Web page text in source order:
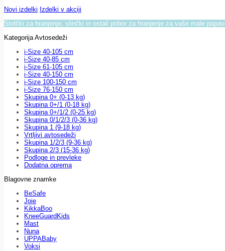
Novi izdelki Izdelki v akciji
Stolčki za hranjenje, slinčki in ostali pribor za hranjenje za vaše male
Kategorija Avtosedeži
i-Size 40-105 cm
i-Size 40-85 cm
i-Size 61-105 cm
i-Size 40-150 cm
i-Size 100-150 cm
i-Size 76-150 cm
Skupina 0+ (0-13 kg)
Skupina 0+/1 (0-18 kg)
Skupina 0+/1/2 (0-25 kg)
Skupina 0/1/2/3 (0-36 kg)
Skupina 1 (9-18 kg)
Vrtljivi avtosedeži
Skupina 1/2/3 (9-36 kg)
Skupina 2/3 (15-36 kg)
Podloge in prevleke
Dodatna oprema
Blagovne znamke
BeSafe
Joie
KikkaBoo
KneeGuardKids
Mast
Nuna
UPPABaby
Voksi